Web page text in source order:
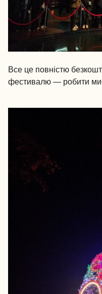
Все це повністю
фестивалю — робити